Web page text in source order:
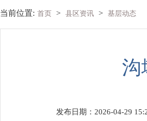
当前位置: 首页 > 县区资讯 > 基层动态
沟
发布日期：2026-04-29